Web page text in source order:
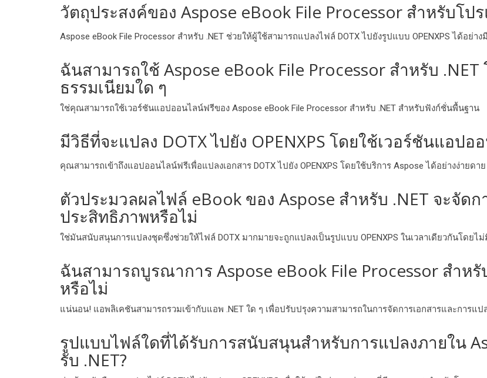
วัตถุประสงค์ของ Aspose eBook File Processor สําหรับโป
Aspose eBook File Processor สําหรับ .NET ช่วยให้ผู้ใช้สามารถแปลงไฟล์ DOTX ไปยังรูปแบบ OPENXPS ได้อย่า
ฉันสามารถใช้ Aspose eBook File Processor สําหรับ
ธรรมเนียมใด ๆ
ใช่คุณสามารถใช้เวอร์ชันแอปออนไลน์ฟรีของ Aspose eBook File Processor สําหรับ .NET สําหรับฟังก์ชั่นพื้นฐาน
มีวิธีที่จะแปลง DOTX ไปยัง OPENXPS โดยใช้เวอร์ชันแอปอ
คุณสามารถเข้าถึงแอปออนไลน์ฟรีเพื่อแปลงเอกสาร DOTX ไปยัง OPENXPS โดยใช้บริการ Aspose ได้อย่างง่ายดาย
ตัวประมวลผลไฟล์ eBook ของ Aspose สําหรับ .NET จะจัด
ประสิทธิภาพหรือไม่
ใช่มันสนับสนุนการแปลงชุดซึ่งช่วยให้ไฟล์ DOTX มากมายจะถูกแปลงเป็นรูปแบบ OPENXPS ในเวลาเดียวกันโดยไม่
ฉันสามารถบูรณาการ Aspose eBook File Processor สําห
หรือไม่
แน่นอน! แอพลิเคชันสามารถรวมเข้ากับแอพ .NET ใด ๆ เพื่อปรับปรุงความสามารถในการจัดการเอกสารและการแ
รูปแบบไฟล์ใดที่ได้รับการสนับสนุนสําหรับการแปลงภายใน
รับ .NET?